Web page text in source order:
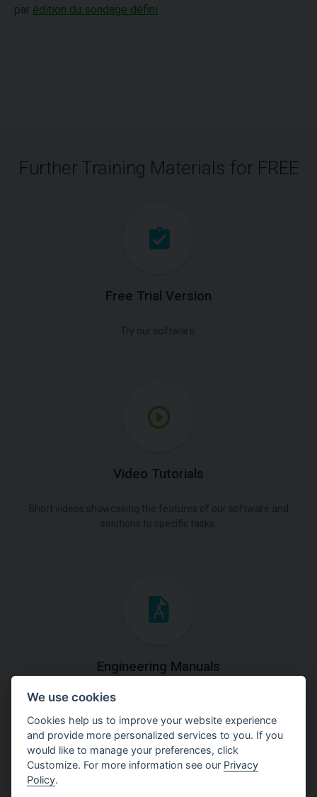
par édition du sondage défini
Further Training Materials for FREE
Free Trial Version
Video Tutorials
Engineering Manuals
Step by steps guides on how
to solve a specific tasks.
We use cookies
Cookies help us to improve your website experience
and provide more personalized services to you. If you
would like to manage your preferences, click
Customize. For more information see our Privacy
Policy.